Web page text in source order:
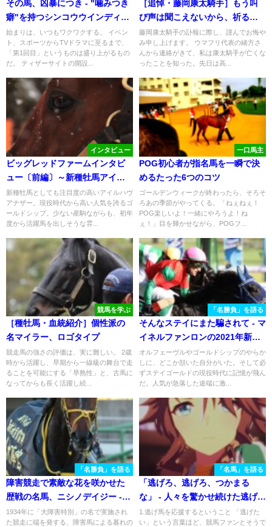
その馬、凶暴につき - "噛みつき
癖"を持つシンコウウインディが
制した、ＧⅠ昇格第１回目のフ
ェブラリーステークスを振り返
る。
始まりは、いつもワクワクする。 イベン
ト、スポーツからTVドラマに至るまで、
「第1回目」というものは盛り上がるもの
だ。 ティザーサイトの開設...
［追悼・藤岡康太騎手］もう叫
び声は聞こえないから、祈るこ
とにする
藤岡康太騎手の訃報に際し、謹んでお悔や
み申し上げます。 ウマフリ代表の緒方さ
んから連絡がきて、私は康太騎手が亡くな
ったことを知った。先日は高...
インタビュー
ビッグレッドファームインタビ
ュー〔前編〕～新種牡馬アイル
ハヴアナザーについて～
新種牡馬としても注目度の高いアイルハヴ
アナザー。現役時代から高い人気を誇るゴ
ールドシップ。少ない産駒ながらも、初年
度から活躍馬を出しそうな雰...
一口馬主
POG初心者が指名馬を一瞬で決
めるたった6つのコツ
ゴールデンウィークが終わったら、そろそ
ろあの季節がやってくる。「ねぇねぇ！
POG楽しいよ！一緒にやろうよ！ね
ぇ！」目を輝かせながら、POGフ...
競馬を学ぶ
［種牡馬・血統紹介］個性派の
名マイラー、ロゴタイプ
競走馬の強さの評価は、実に難しい。 2歳
時から活躍し、早期から一線級の舞台で走
ることを可能にする「早熟性」と、古馬に
なってからも長く活躍し続...
「名勝負」を語る
そんなステイにまた騙されて - マ
イネルファンロンの2021年新潟
記念
オルフェーヴルやゴールドシップのやらか
しに、どこか頷いた自分がいた。そして必
ずステイゴールドの現役時代に記憶が飛ん
だ。人気が急落した途端に激...
「名勝負」を語る
障害競走で素敵な花を咲かせた
歴戦の名馬、ニシノデイジー -
2022年中山大障害
1934年に「大障害特別」の名で実施され
た競走に端を発する、障害馬による暮れの
「名馬」を語る
「逃げろ、逃げろ、つかまる
な」 - 人々を驚かせ続けた逃げ
馬、メジロパーマー。
1.逃げ馬を応援するということ 「逃げた
い」という言葉ほど、競馬ファンとそうで